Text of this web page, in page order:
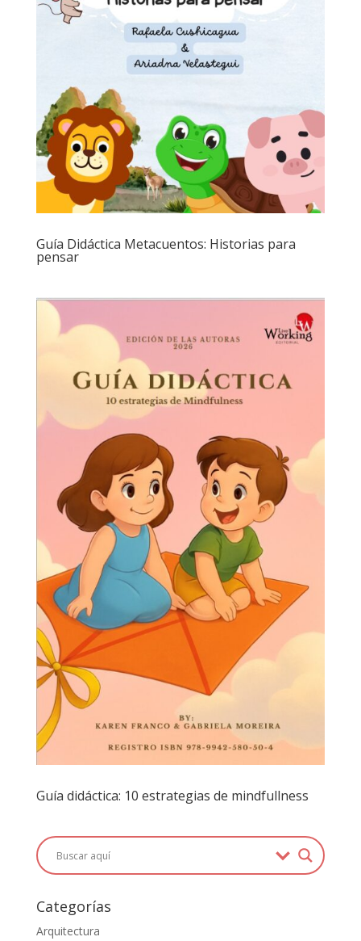
Guía Didáctica Metacuentos: Historias para
pensar
Guía didáctica: 10 estrategias de mindfullness
Categorías
Arquitectura